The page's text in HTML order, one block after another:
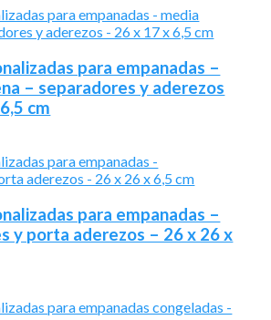
para empanadas –
– separadores y aderezos
cm
para empanadas –
y porta aderezos – 26 x 26 x